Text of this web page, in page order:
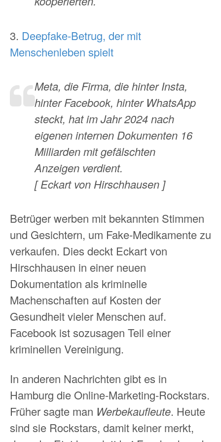
3. Deepfake-Betrug, der mit
Menschenleben spielt
Meta, die Firma, die hinter Insta,
hinter Facebook, hinter WhatsApp
steckt, hat im Jahr 2024 nach
eigenen internen Dokumenten 16
Milliarden mit gefälschten
Anzeigen verdient.
[ Eckart von Hirschhausen ]
Betrüger werben mit bekannten Stimmen
und Gesichtern, um Fake-Medikamente zu
verkaufen. Dies deckt Eckart von
Hirschhausen in einer neuen
Dokumentation als kriminelle
Machenschaften auf Kosten der
Gesundheit vieler Menschen auf.
Facebook ist sozusagen Teil einer
kriminellen Vereinigung.
In anderen Nachrichten gibt es in
Hamburg die Online-Marketing-Rockstars.
Früher sagte man Werbekaufleute. Heute
sind sie Rockstars, damit keiner merkt,